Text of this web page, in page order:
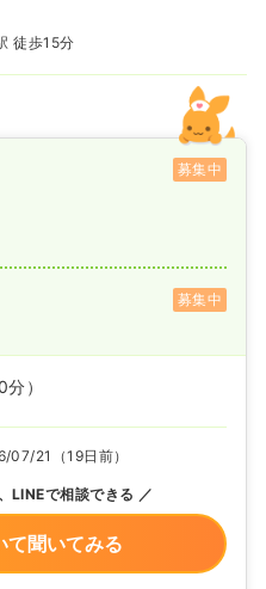
徒歩15分
募集中
募集中
分）
07/21（19日前）
LINEで相談できる
て聞いてみる